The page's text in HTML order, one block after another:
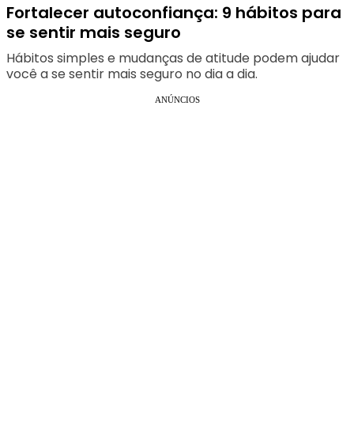
Fortalecer autoconfiança: 9 hábitos para
se sentir mais seguro
Hábitos simples e mudanças de atitude podem ajudar
você a se sentir mais seguro no dia a dia.
ANÚNCIOS